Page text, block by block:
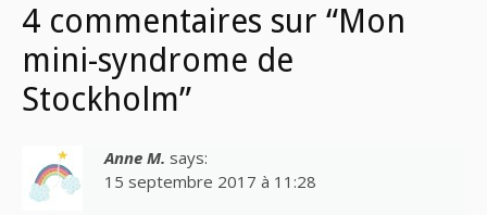
4 commentaires sur “Mon
mini-syndrome de
Stockholm”
Anne M. says:
15 septembre 2017 à 11:28